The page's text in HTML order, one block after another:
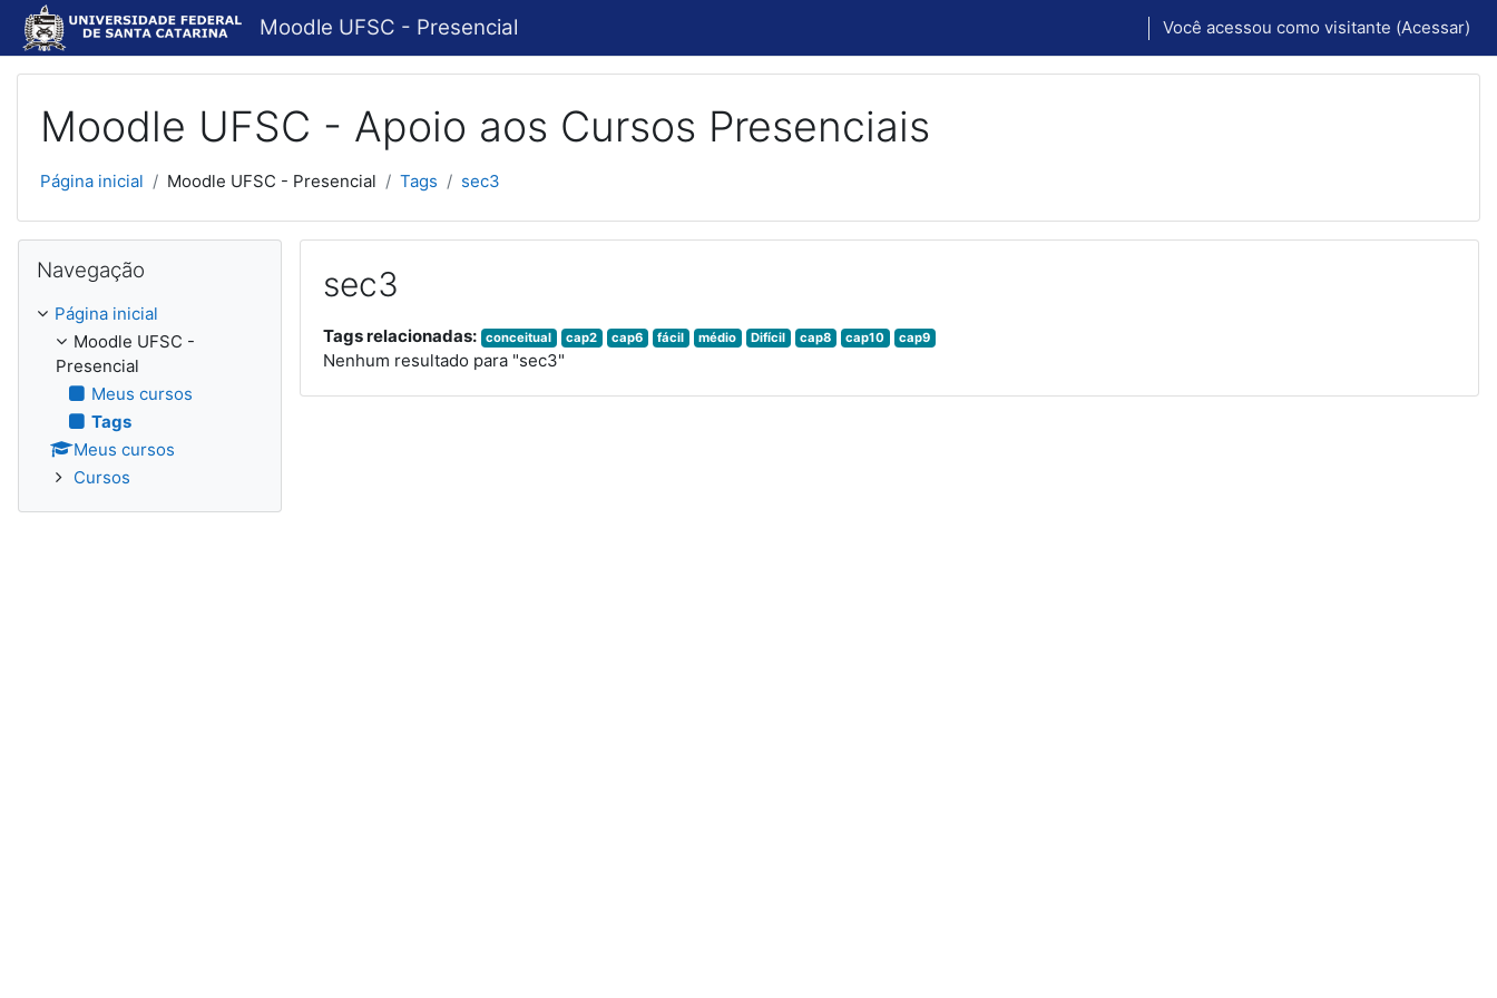
Ir para o conteúdo principal
Moodle UFSC - Presencial Você acessou como visitante (Acessar)
Moodle UFSC - Apoio aos Cursos Presenciais
Página inicial Moodle UFSC - Presencial Tags sec3
sec3
Tags relacionadas: conceitual cap2 cap6 fácil médio Difícil cap8 cap10 cap9
Nenhum resultado para "sec3"
Navegação
Página inicial
Moodle UFSC -
Presencial
Meus cursos
Tags
Meus cursos
Cursos